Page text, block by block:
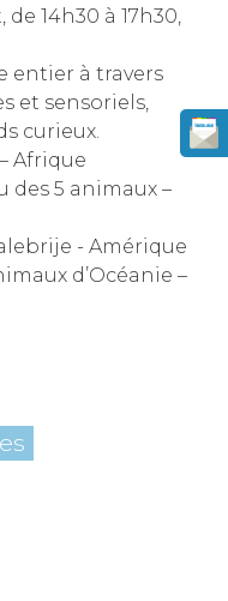
14h30 à 17h30,
entier à travers
et sensoriels,
curieux.
Afrique
des 5 animaux –
- Amérique
d’Océanie –